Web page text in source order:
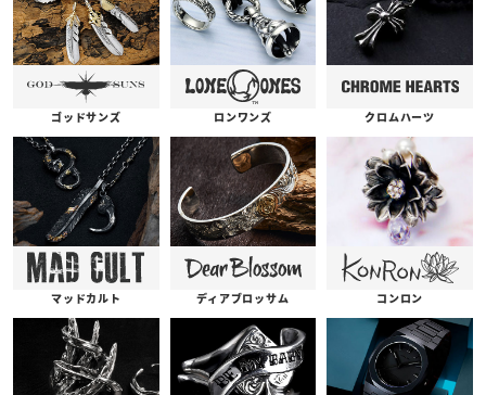
ゴッドサンズ ロンワンズ クロムハーツ
マッドカルト ディアブロッサム コンロン